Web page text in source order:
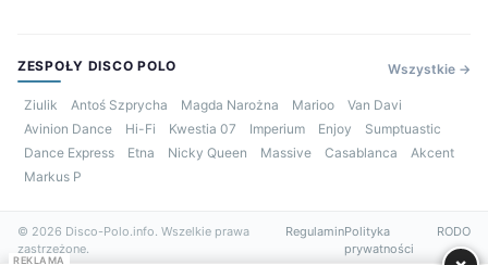
ZESPOŁY DISCO POLO Wszystkie →
Ziulik Antoś Szprycha Magda Narożna Marioo
Van Davi
Avinion Dance
Hi-Fi Kwestia 07 Imperium Enjoy
Sumptuastic
Dance Express
Etna Nicky Queen Massive Casablanca
Akcent
Markus P
© 2026 Disco-Polo.info. Wszelkie prawa
zastrzeżone.
RegulaminPolityka
prywatności
RODO
REKLAMA